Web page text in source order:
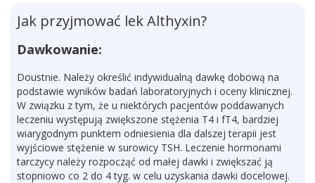
Jak przyjmować lek Althyxin?
Dawkowanie:
Doustnie. Należy określić indywidualną dawkę dobową na
podstawie wyników badań laboratoryjnych i oceny klinicznej.
W związku z tym, że u niektórych pacjentów poddawanych
leczeniu występują zwiększone stężenia T4 i fT4, bardziej
wiarygodnym punktem odniesienia dla dalszej terapii jest
wyjściowe stężenie w surowicy TSH. Leczenie hormonami
tarczycy należy rozpocząć od małej dawki i zwiększać ją
stopniowo co 2 do 4 tyg. w celu uzyskania dawki docelowej.